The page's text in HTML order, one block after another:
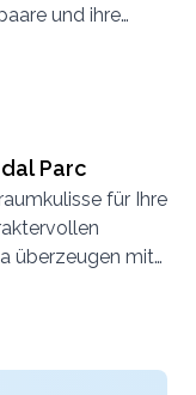
und ihre
duftenden Stüva
der
Parc
für Ihre
überzeugen mit
dal Parc, dem
es sich